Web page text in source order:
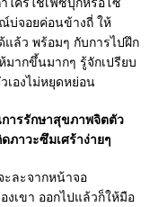
บ่จอยค่อนข้างถี่ ให้
แล้ว พร้อมๆ กับการไปฝึก
มากขึ้นมากๆ รู้จักเปรียบ
เองไม่หยุดหย่อน
การรักษาสุขภาพจิตตัว
ภาวะซึมเศร้าง่ายๆ
ะละจากหน้าจอ
เขา ออกไปแล้วก็ให้มือ